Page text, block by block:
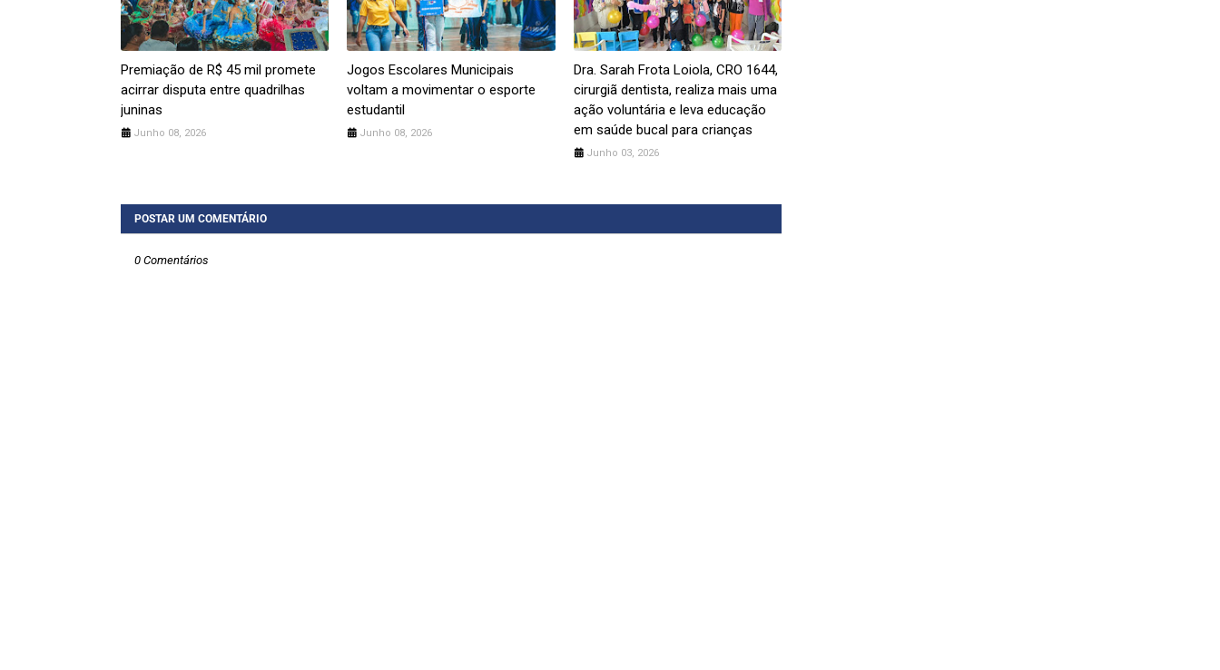
Premiação de R$ 45 mil promete
acirrar disputa entre quadrilhas
juninas
Junho 08, 2026
Jogos Escolares Municipais
voltam a movimentar o esporte
estudantil
Junho 08, 2026
Dra. Sarah Frota Loiola, CRO 1644,
cirurgiã dentista, realiza mais uma
ação voluntária e leva educação
em saúde bucal para crianças
Junho 03, 2026
POSTAR UM COMENTÁRIO
0 Comentários